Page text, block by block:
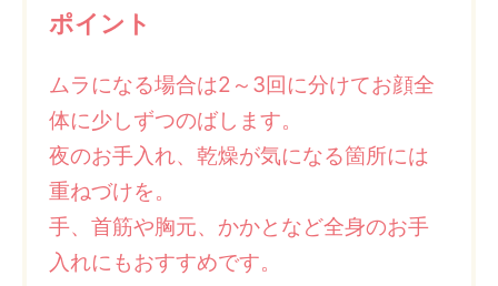
ポイント
ムラになる場合は2～3回に分けてお顔全
体に少しずつのばします。
夜のお手入れ、乾燥が気になる箇所には
重ねづけを。
手、首筋や胸元、かかとなど全身のお手
入れにもおすすめです。